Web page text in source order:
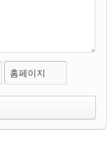
홈페이지